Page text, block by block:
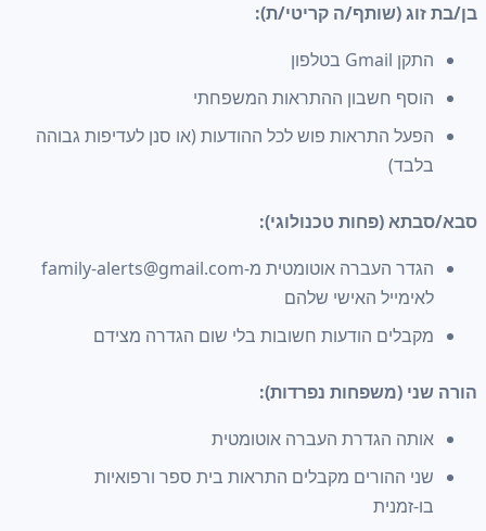
בן/בת זוג (שותף/ה קריטי/ת):
התקן Gmail בטלפון
הוסף חשבון ההתראות המשפחתי
הפעל התראות פוש לכל ההודעות (או סנן לעדיפות גבוהה
בלבד)
סבא/סבתא (פחות טכנולוגי):
הגדר העברה אוטומטית מ-family-alerts@gmail.com
לאימייל האישי שלהם
מקבלים הודעות חשובות בלי שום הגדרה מצידם
הורה שני (משפחות נפרדות):
אותה הגדרת העברה אוטומטית
שני ההורים מקבלים התראות בית ספר ורפואיות
בו-זמנית